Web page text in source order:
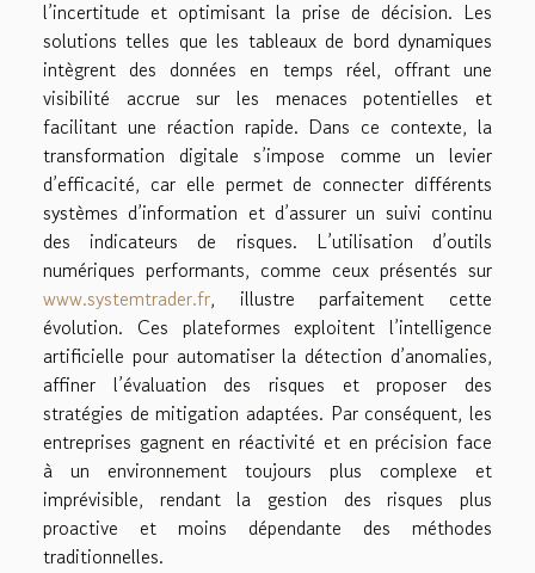
l’incertitude et optimisant la prise de décision. Les
solutions telles que les tableaux de bord dynamiques
intègrent des données en temps réel, offrant une
visibilité accrue sur les menaces potentielles et
facilitant une réaction rapide. Dans ce contexte, la
transformation digitale s’impose comme un levier
d’efficacité, car elle permet de connecter différents
systèmes d’information et d’assurer un suivi continu
des indicateurs de risques. L’utilisation d’outils
numériques performants, comme ceux présentés sur
www.systemtrader.fr, illustre parfaitement cette
évolution. Ces plateformes exploitent l’intelligence
artificielle pour automatiser la détection d’anomalies,
affiner l’évaluation des risques et proposer des
stratégies de mitigation adaptées. Par conséquent, les
entreprises gagnent en réactivité et en précision face
à un environnement toujours plus complexe et
imprévisible, rendant la gestion des risques plus
proactive et moins dépendante des méthodes
traditionnelles.